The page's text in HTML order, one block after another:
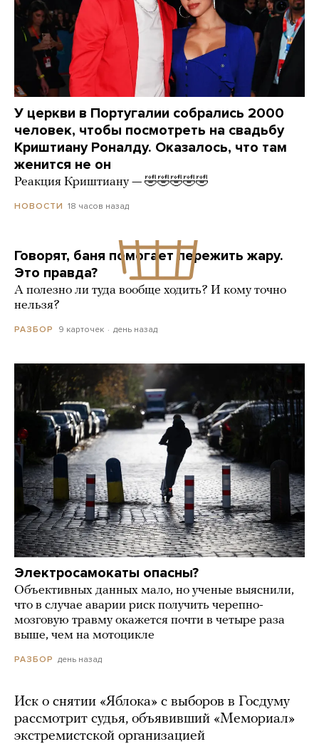
У церкви в Португалии собрались 2000
человек, чтобы посмотреть на свадьбу
Криштиану Роналду. Оказалось, что там
женится не он
Реакция Криштиану — 🤣🤣🤣🤣🤣
НОВОСТИ 18 часов назад
Говорят, баня помогает пережить жару.
Это правда?
А полезно ли туда вообще ходить? И кому точно
нельзя?
РАЗБОР 9 карточек день назад
Электросамокаты опасны?
Объективных данных мало, но ученые выяснили,
что в случае аварии риск получить черепно-
мозговую травму окажется почти в четыре раза
выше, чем на мотоцикле
РАЗБОР день назад
Иск о снятии «Яблока» с выборов в Госдуму
рассмотрит судья, объявивший «Мемориал»
экстремистской организацией